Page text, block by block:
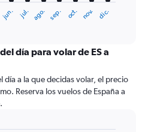
jun. jul. ago. sep. oct. nov. dic.
día para volar de ES a
día a la que decidas volar, el precio
Reserva los vuelos de España a